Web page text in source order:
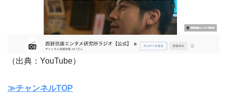
（出典：YouTube）
≫チャンネルTOP